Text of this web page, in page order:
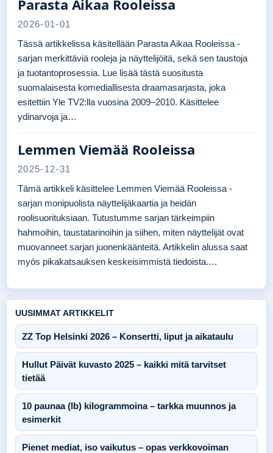
Parasta Aikaa Rooleissa
2026-01-01
Tässä artikkelissa käsitellään Parasta Aikaa Rooleissa -
sarjan merkittäviä rooleja ja näyttelijöitä, sekä sen taustoja
ja tuotantoprosessia. Lue lisää tästä suositusta
suomalaisesta komediallisesta draamasarjasta, joka
esitettiin Yle TV2:lla vuosina 2009–2010. Käsittelee
ydinarvoja ja…
Lemmen Viemää Rooleissa
2025-12-31
Tämä artikkeli käsittelee Lemmen Viemää Rooleissa -
sarjan monipuolista näyttelijäkaartia ja heidän
roolisuorituksiaan. Tutustumme sarjan tärkeimpiin
hahmoihin, taustatarinoihin ja siihen, miten näyttelijät ovat
muovanneet sarjan juonenkäänteitä. Artikkelin alussa saat
myös pikakatsauksen keskeisimmistä tiedoista.…
UUSIMMAT ARTIKKELIT
ZZ Top Helsinki 2026 – Konsertti, liput ja aikataulu
Hullut Päivät kuvasto 2025 – kaikki mitä tarvitset
tietää
10 paunaa (lb) kilogrammoina – tarkka muunnos ja
esimerkit
Pienet mediat, iso vaikutus – opas verkkovoiman